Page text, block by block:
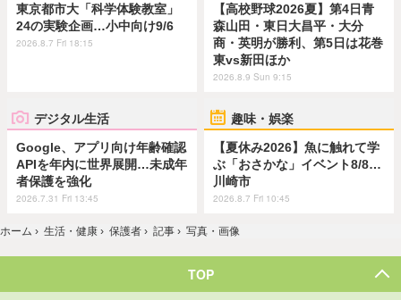
東京都市大「科学体験教室」
24の実験企画…小中向け9/6
2026.8.7 Fri 18:15
【高校野球2026夏】第4日青
森山田・東日大昌平・大分
商・英明が勝利、第5日は花巻
東vs新田ほか
2026.8.9 Sun 9:15
デジタル生活
Google、アプリ向け年齢確認
APIを年内に世界展開…未成年
者保護を強化
2026.7.31 Fri 13:45
趣味・娯楽
【夏休み2026】魚に触れて学
ぶ「おさかな」イベント8/8…
川崎市
2026.8.7 Fri 10:45
ホーム › 生活・健康 › 保護者 › 記事 › 写真・画像
TOP